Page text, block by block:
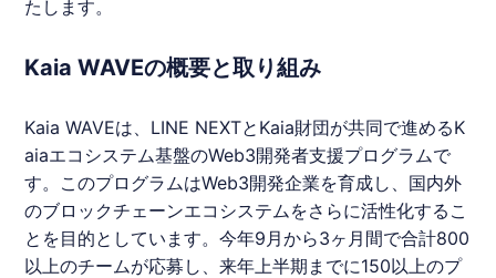
たします。
Kaia WAVEの概要と取り組み
Kaia WAVEは、 LINE NEXTとKaia財団が共同で進めるK
aiaエコシステム基盤のWeb3開発者支援プログラムで
す。このプログラムはWeb3開発企業を育成し、国内外
のブロックチェーンエコシステムをさらに活性化するこ
とを目的としています。今年9月から3ヶ月間で合計800
以上のチームが応募し、来年上半期までに150以上のプ